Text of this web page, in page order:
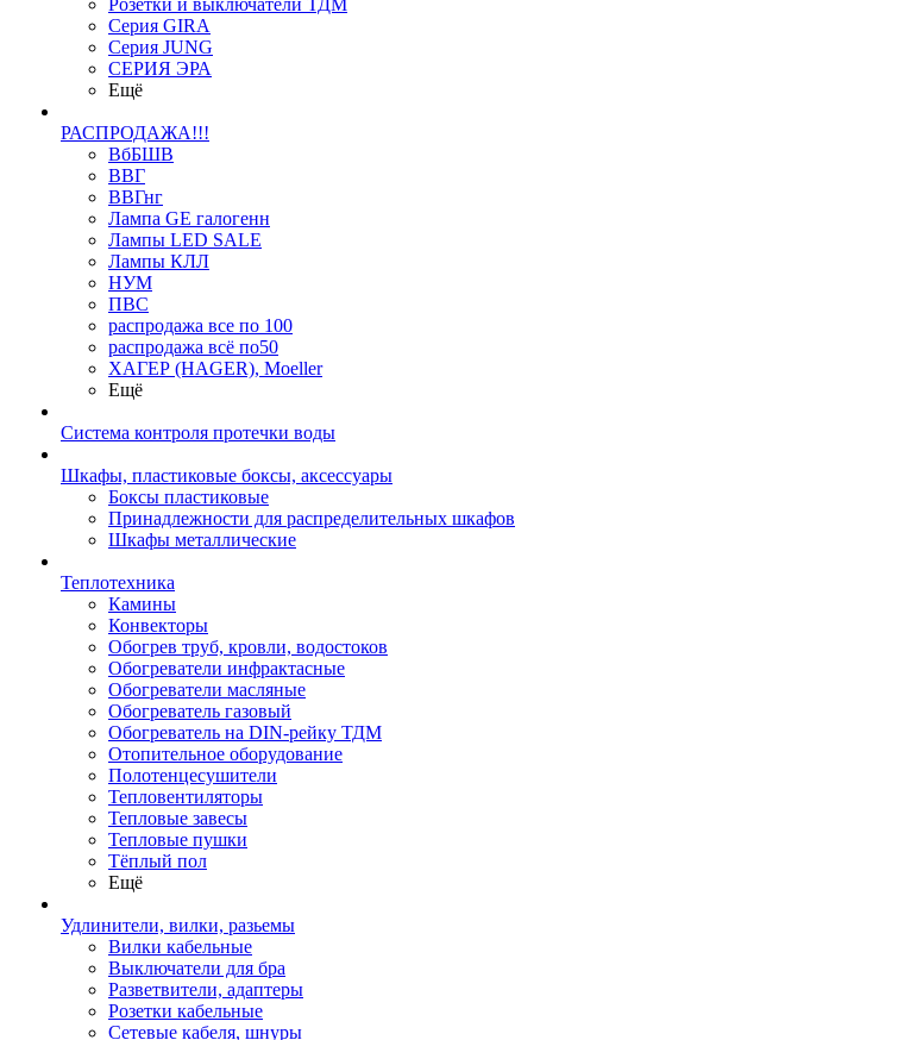
Розетки и выключатели ТДМ
Серия GIRA
Серия JUNG
СЕРИЯ ЭРА
Ещё
РАСПРОДАЖА!!!
ВбБШВ
ВВГ
ВВГнг
Лампа GE галогенн
Лампы LED SALE
Лампы КЛЛ
НУМ
ПВС
распродажа все по 100
распродажа всё по50
ХАГЕР (HAGER), Moeller
Ещё
Система контроля протечки воды
Шкафы, пластиковые боксы, аксессуары
Боксы пластиковые
Принадлежности для распределительных шкафов
Шкафы металлические
Теплотехника
Камины
Конвекторы
Обогрев труб, кровли, водостоков
Обогреватели инфрактасные
Обогреватели масляные
Обогреватель газовый
Обогреватель на DIN-рейку ТДМ
Отопительное оборудование
Полотенцесушители
Тепловентиляторы
Тепловые завесы
Тепловые пушки
Тёплый пол
Ещё
Удлинители, вилки, разьемы
Вилки кабельные
Выключатели для бра
Разветвители, адаптеры
Розетки кабельные
Сетевые кабеля, шнуры